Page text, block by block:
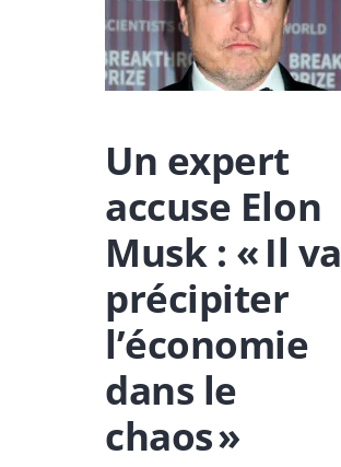
Un expert
accuse Elon
Musk : « Il va
précipiter
l’économie
dans le
chaos »